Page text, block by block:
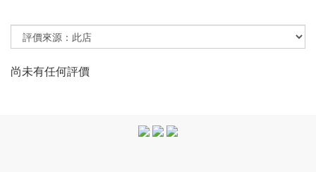
尚未有任何評價